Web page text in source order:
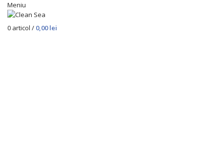
Meniu
0 articol / 0,00lei